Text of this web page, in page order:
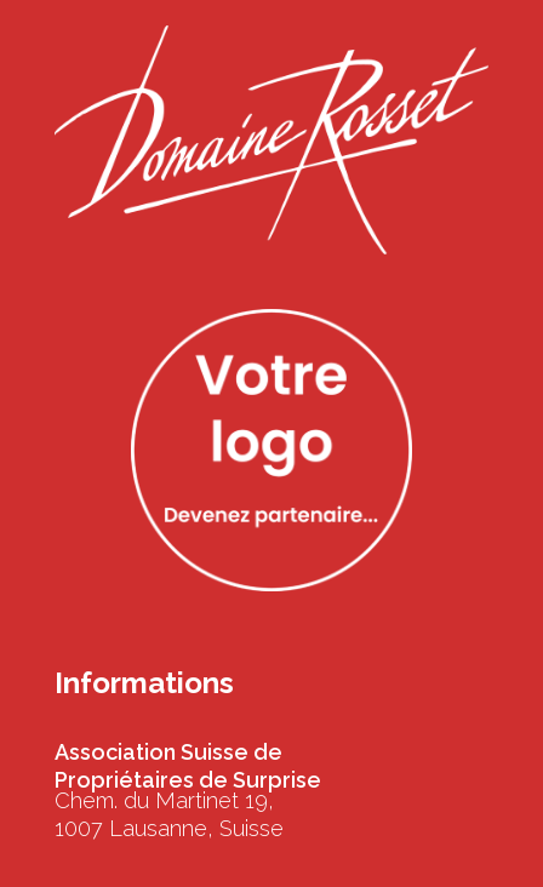
Informations
Association Suisse de
Propriétaires de Surprise
Chem. du Martinet 19,
1007 Lausanne, Suisse